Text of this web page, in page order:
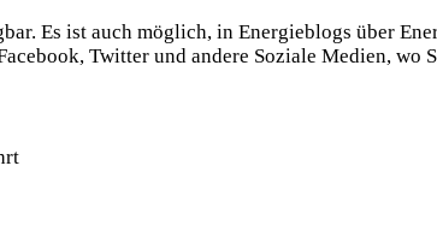
Es ist auch möglich, in Energieblogs über
Twitter und andere Soziale Medien, wo